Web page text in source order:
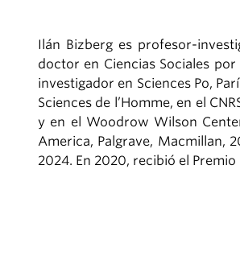
Ilán Bizberg es profesor-
doctor en Ciencias Sociales
investigador en Sciences Po,
Sciences de l’Homme, en el
y en el Woodrow Wilson
America, Palgrave, Macmillan,
2024. En 2020, recibió el